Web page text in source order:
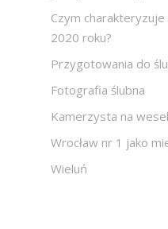
Czym
2020 roku?
Przygotowania do
Fotografia ślubna
Kamerzysta na
Wrocław nr 1 jako
Wieluń